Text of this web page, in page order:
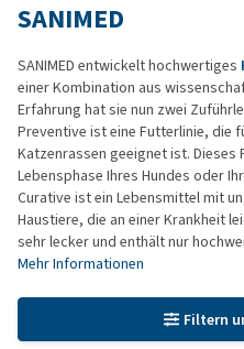
SANIMED
SANIMED entwickelt hochwertiges
einer Kombination aus
Erfahrung hat sie nun zwei
Preventive ist eine Futterlinie, die
Katzenrassen geeignet ist.
Lebensphase Ihres Hundes oder
Curative ist ein Lebensmittel mit
Haustiere, die an einer Krankheit
sehr lecker und enthält nur
Mehr Informationen
Filtern